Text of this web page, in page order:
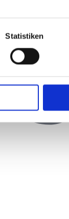
Statistiken